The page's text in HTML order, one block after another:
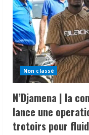
Non classé
N’Djamena | la
lance une
trotoirs pour